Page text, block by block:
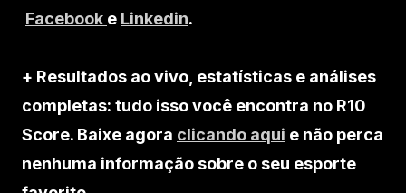
Facebook e Linkedin.
+ Resultados ao vivo, estatísticas e análises
completas: tudo isso você encontra no R10
Score. Baixe agora clicando aqui e não perca
nenhuma informação sobre o seu esporte